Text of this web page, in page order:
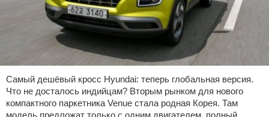
Самый дешёвый кросс Hyundai: теперь глобальная версия.
Что не досталось индийцам? Вторым рынком для нового
компактного паркетника Venue стала родная Корея. Там